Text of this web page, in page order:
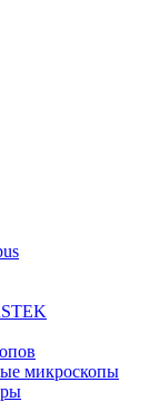
микроскопы